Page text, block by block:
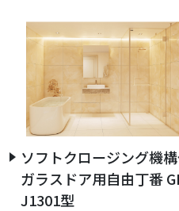
ソフトクロージング機
ガラスドア用自由丁番
J1301型